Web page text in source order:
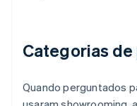
Categorias
Quando perguntados